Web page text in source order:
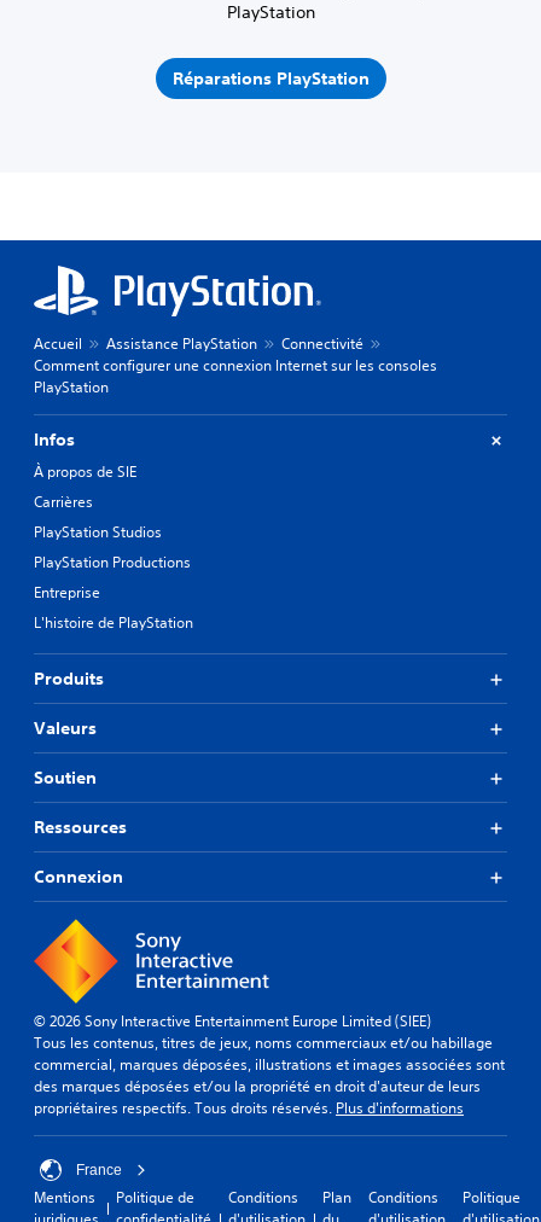
PlayStation
Réparations PlayStation
Accueil Assistance PlayStation
Connectivité
Comment configurer une connexion Internet sur les consoles
PlayStation
Infos
À propos de SIE
Carrières
PlayStation Studios
PlayStation Productions
Entreprise
L'histoire de PlayStation
Produits
Valeurs
Soutien
Ressources
Connexion
© 2026 Sony Interactive Entertainment Europe Limited (SIEE)
Tous les contenus, titres de jeux, noms commerciaux et/ou habillage
commercial, marques déposées, illustrations et images associées sont
des marques déposées et/ou la propriété en droit d'auteur de leurs
propriétaires respectifs. Tous droits réservés. Plus d'informations
France
Mentions
Politique de
Conditions
Plan
Conditions
Politique